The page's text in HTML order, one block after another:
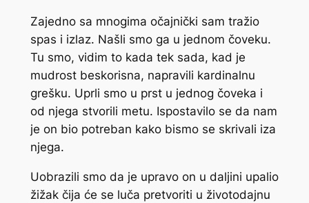
Zajedno sa mnogima očajnički sam tražio
spas i izlaz. Našli smo ga u jednom čoveku.
Tu smo, vidim to kada tek sada, kad je
mudrost beskorisna, napravili kardinalnu
grešku. Uprli smo u prst u jednog čoveka i
od njega stvorili metu. Ispostavilo se da nam
je on bio potreban kako bismo se skrivali iza
njega.
Uobrazili smo da je upravo on u daljini upalio
žižak čija će se luča pretvoriti u životodajnu